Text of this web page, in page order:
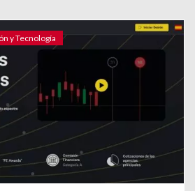
y Tecnología